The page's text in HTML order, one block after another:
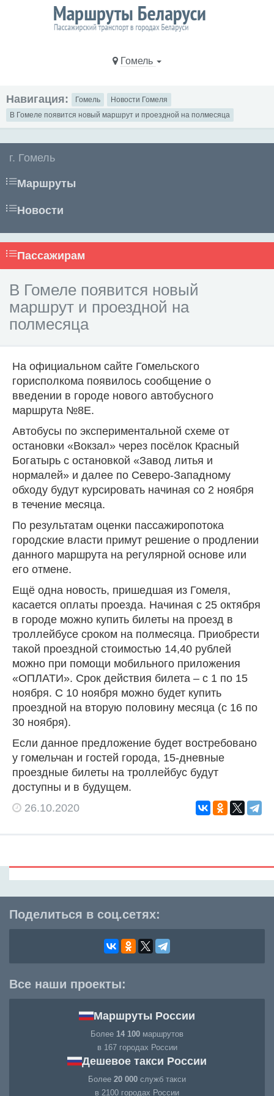
Гомель
Навигация: Гомель
Новости Гомеля
В Гомеле появится новый маршрут и проездной на полмесяца
г. Гомель
Маршруты
Новости
Пассажирам
В Гомеле появится новый
маршрут и проездной на
полмесяца
На официальном сайте Гомельского
горисполкома появилось сообщение о
введении в городе нового автобусного
маршрута №8Е.
Автобусы по экспериментальной схеме от
остановки «Вокзал» через посёлок Красный
Богатырь с остановкой «Завод литья и
нормалей» и далее по Северо-Западному
обходу будут курсировать начиная со 2 ноября
в течение месяца.
По результатам оценки пассажиропотока
городские власти примут решение о продлении
данного маршрута на регулярной основе или
его отмене.
Ещё одна новость, пришедшая из Гомеля,
касается оплаты проезда. Начиная с 25 октября
в городе можно купить билеты на проезд в
троллейбусе сроком на полмесяца. Приобрести
такой проездной стоимостью 14,40 рублей
можно при помощи мобильного приложения
«ОПЛАТИ». Срок действия билета – с 1 по 15
ноября. С 10 ноября можно будет купить
проездной на вторую половину месяца (с 16 по
30 ноября).
Если данное предложение будет востребовано
у гомельчан и гостей города, 15-дневные
проездные билеты на троллейбус будут
доступны и в будущем.
26.10.2020
Поделиться в соц.сетях:
Все наши проекты:
Маршруты России
Более 14 100 маршрутов
в 167 городах России
Дешевое такси России
Более 20 000 служб такси
в 2100 городах России